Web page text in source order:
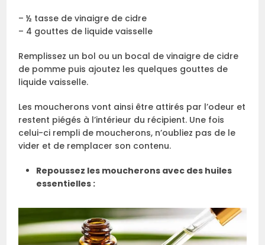
– ½ tasse de vinaigre de cidre
– 4 gouttes de liquide vaisselle
Remplissez un bol ou un bocal de vinaigre de cidre
de pomme puis ajoutez les quelques gouttes de
liquide vaisselle.
Les moucherons vont ainsi être attirés par l’odeur et
restent piégés à l’intérieur du récipient. Une fois
celui-ci rempli de moucherons, n’oubliez pas de le
vider et de remplacer son contenu.
Repoussez les moucherons avec des huiles
essentielles :